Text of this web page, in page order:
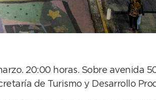
20:00 horas. Sobre avenida
de Turismo y Desarrollo